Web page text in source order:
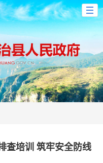
查培训 筑牢安全防线